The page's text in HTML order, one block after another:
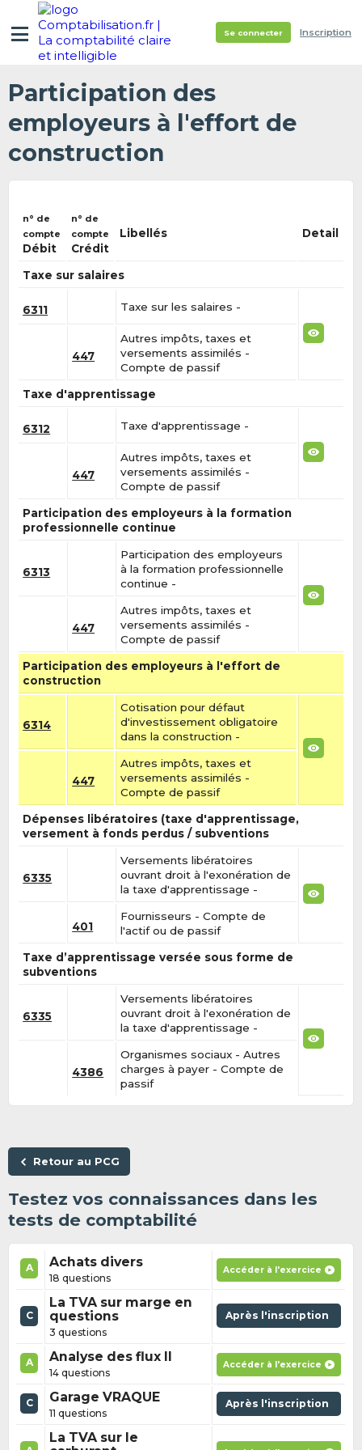
Se connecter Inscription
Participation des
employeurs à l'effort de
construction
n° de
compte
Débit
n° de
compte
Crédit
Libellés Detail
Taxe sur salaires
6311 Taxe sur les salaires -
447
Autres impôts, taxes et
versements assimilés -
Compte de passif
Taxe d'apprentissage
6312 Taxe d'apprentissage -
447
Autres impôts, taxes et
versements assimilés -
Compte de passif
Participation des employeurs à la formation
professionnelle continue
6313
Participation des employeurs
à la formation professionnelle
continue -
447
Autres impôts, taxes et
versements assimilés -
Compte de passif
Participation des employeurs à l'effort de
construction
6314
Cotisation pour défaut
d'investissement obligatoire
dans la construction -
447
Autres impôts, taxes et
versements assimilés -
Compte de passif
Dépenses libératoires (taxe d'apprentissage,
versement à fonds perdus / subventions
6335
Versements libératoires
ouvrant droit à l'exonération de
la taxe d'apprentissage -
401
Fournisseurs - Compte de
l'actif ou de passif
Taxe d’apprentissage versée sous forme de
subventions
6335
Versements libératoires
ouvrant droit à l'exonération de
la taxe d'apprentissage -
4386
Organismes sociaux - Autres
charges à payer - Compte de
passif
Retour au PCG
Testez vos connaissances dans les
tests de comptabilité
A Achats divers
18 questions
Accéder à l'exercice
C
La TVA sur marge en
questions
3 questions
Après l'inscription
A Analyse des flux II
14 questions
Accéder à l'exercice
C Garage VRAQUE
11 questions
Après l'inscription
La TVA sur le